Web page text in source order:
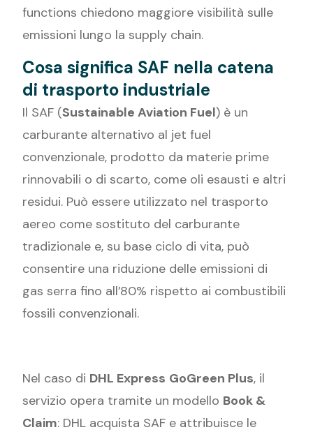
functions chiedono maggiore visibilità sulle
emissioni lungo la supply chain.
Cosa significa SAF nella catena
di trasporto industriale
Il SAF (Sustainable Aviation Fuel) è un
carburante alternativo al jet fuel
convenzionale, prodotto da materie prime
rinnovabili o di scarto, come oli esausti e altri
residui. Può essere utilizzato nel trasporto
aereo come sostituto del carburante
tradizionale e, su base ciclo di vita, può
consentire una riduzione delle emissioni di
gas serra fino all’80% rispetto ai combustibili
fossili convenzionali.
Nel caso di DHL Express GoGreen Plus, il
servizio opera tramite un modello Book &
Claim: DHL acquista SAF e attribuisce le